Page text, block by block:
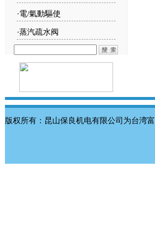
·電/氣動驅使
·蒸汽疏水阀
版权所有：昆山保良机电有限公司为台湾